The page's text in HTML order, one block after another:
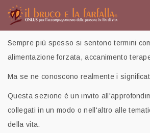
Sempre più spesso si sentono termini
alimentazione forzata, accanimento
Ma se ne conoscono realmente i
Questa sezione è un invito
collegati in un modo o nell'altro alle
della vita.